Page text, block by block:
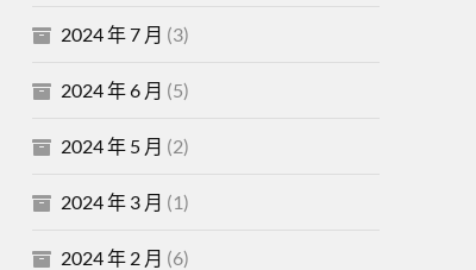
2024 年 7 月 (3)
2024 年 6 月 (5)
2024 年 5 月 (2)
2024 年 3 月 (1)
2024 年 2 月 (6)